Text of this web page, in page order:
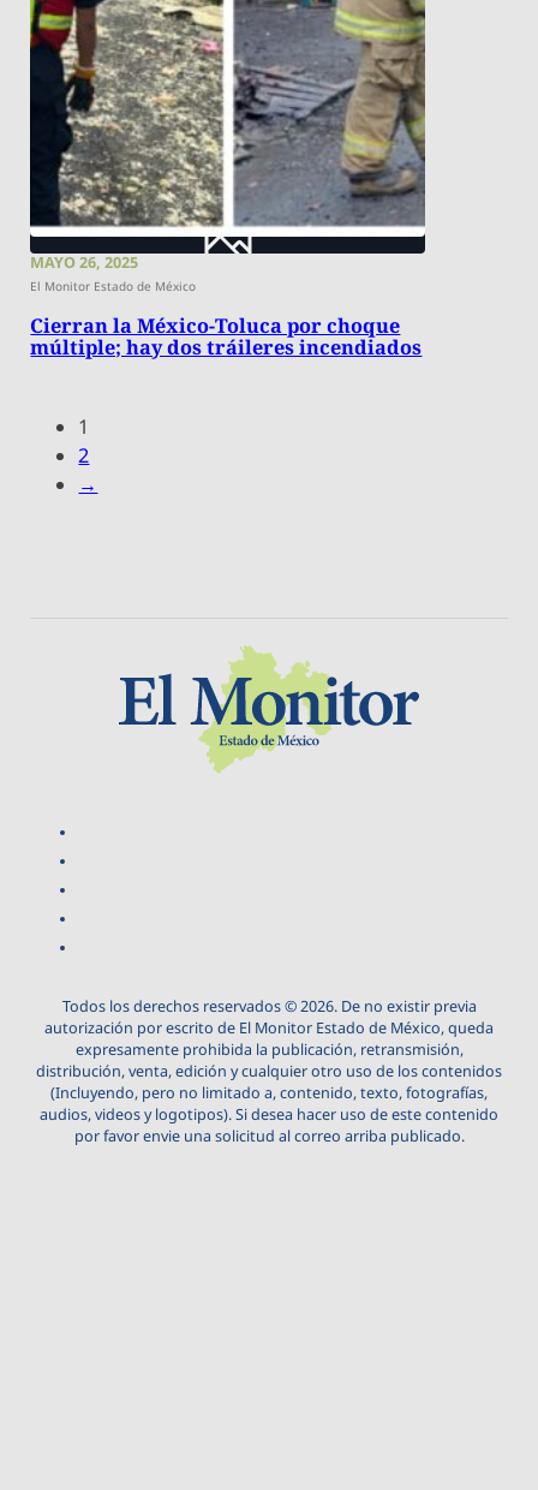
MAYO 26, 2025
El Monitor Estado de México
Cierran la México-Toluca por choque
múltiple; hay dos tráileres incendiados
1
2
→
Todos los derechos reservados © 2026. De no existir previa
autorización por escrito de El Monitor Estado de México, queda
expresamente prohibida la publicación, retransmisión,
distribución, venta, edición y cualquier otro uso de los contenidos
(Incluyendo, pero no limitado a, contenido, texto, fotografías,
audios, videos y logotipos). Si desea hacer uso de este contenido
por favor envie una solicitud al correo arriba publicado.